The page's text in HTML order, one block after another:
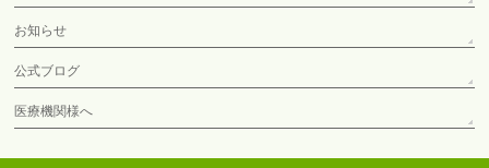
お知らせ
公式ブログ
医療機関様へ